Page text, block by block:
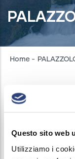
Questo sito web
Utilizziamo i
Home -
AQUEDUCT